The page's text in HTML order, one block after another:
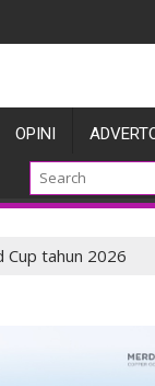
Penegakan
OPINI
Cup tahun 2026